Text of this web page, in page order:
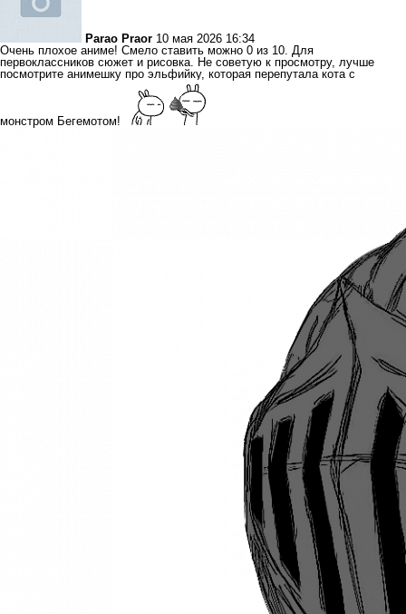
Parao Praor 10 мая 2026 16:34
Очень плохое аниме! Смело ставить можно 0 из 10. Для
первоклассников сюжет и рисовка. Не советую к просмотру, лучше
посмотрите анимешку про эльфийку, которая перепутала кота с
монстром Бегемотом!